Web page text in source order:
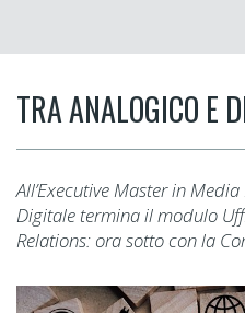
TRA ANALOGICO E
All’Executive Master in
Digitale termina il modulo
Relations: ora sotto con la